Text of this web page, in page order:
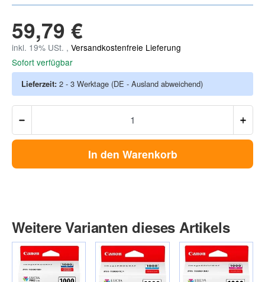
59,79 €
inkl. 19% USt. , Versandkostenfreie Lieferung
Sofort verfügbar
Lieferzeit: 2 - 3 Werktage (DE - Ausland abweichend)
In den Warenkorb
Weitere Varianten dieses Artikels